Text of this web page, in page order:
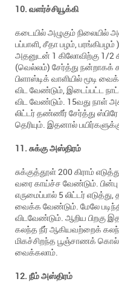
10. வளர்ச்சியூக்கி
கடையில் அழுகும் நிலையில்
பப்பாளி, சீதா பழம்,
அதனுடன் 1 கிலோவிற்கு 1/
(வெல்லம்) சேர்த்து நன்றாகக்
பிளாஸ்டிக் வாளியில் மூடி
விட வேண்டும், இடைப்பட்ட
விட வேண்டும். 15வது நாள்
லிட்டர் தண்ணீர் சேர்த்து
தெரியும். இதனால்
11. சுக்கு அஸ்திரம்
சுக்குத்தூள் 200 கிராம்
வரை காய்ச்ச வேண்டும்.
எருமைப்பால் 5 லிட்டர்
வைக்க வேண்டும். மேலே
விடவேண்டும். ஆறிய பிறகு
கலந்த நீர் ஆகியவற்றைக்
மிகச்சிறந்த பூஞ்சாணக்
வைக்கலாம்.
12. நீம் அஸ்திரம்